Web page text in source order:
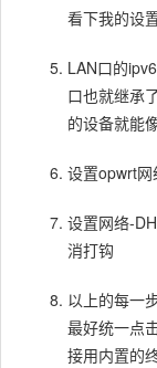
看下我的设
LAN口的
口也就继承
的设备就能
设置opwrt
设置网络-
消打钩
以上的每一
最好统一点
接用内置的